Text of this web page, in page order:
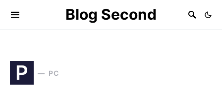
Blog Second
P PC